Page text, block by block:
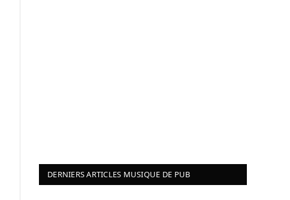
DERNIERS ARTICLES MUSIQUE DE PUB